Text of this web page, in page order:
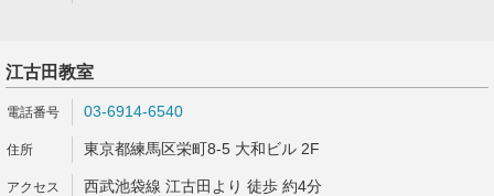
江古田教室
03-6914-6540
東京都練馬区栄町8-5 大和ビル 2F
西武池袋線 江古田より 徒歩 約4分